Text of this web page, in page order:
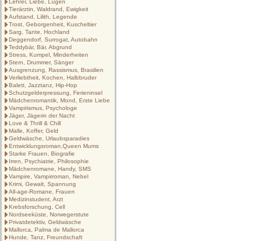
Lehrer, Liebe, Lügen
Tierärztin, Waldrand, Ewigkeit
Aufstand, Lilith, Legende
Trost, Geborgenheit, Kuscheltier
Sarg, Tante, Hochland
Deggendorf, Surrogat, Autobahn
Teddybär, Bär, Abgrund
Stress, Kumpel, Minderheiten
Stern, Drummer, Sänger
Ausgrenzung, Rassismus, Brasilien
Verliebtheit, Kochen, Halbbruder
Balett, Jazztanz, Hip-Hop
Schutzgelderpressung, Ferieninsel
Mädchenromantik, Mond, Erste Liebe
Vampirismus, Psychologe
Jäger, Jägerin der Nacht
Love & Thrill & Chill
Malle, Koffer, Geld
Geldwäsche, Urlaubsparadies
Entwicklungsroman,Queen Mums
Starke Frauen, Biografie
Irren, Psychiatrie, Philosophie
Mädchenromane, Handy, SMS
Vampire, Vampirroman, Nebel
Krimi, Gewalt, Spannung
All-age-Romane, Frauen
Medizinstudent, Arzt
Krebsforschung, Cell
Nordseeküste, Norwegerstute
Privatdetektiv, Geldwäsche
Mallorca, Palma de Mallorca
Hunde, Tanz, Freundschaft